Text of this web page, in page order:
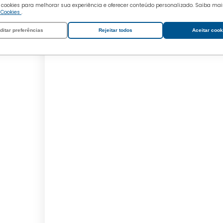
para melhorar sua experiência e oferecer conteúdo personalizado. Saiba
.
preferências Rejeitar todos Aceitar